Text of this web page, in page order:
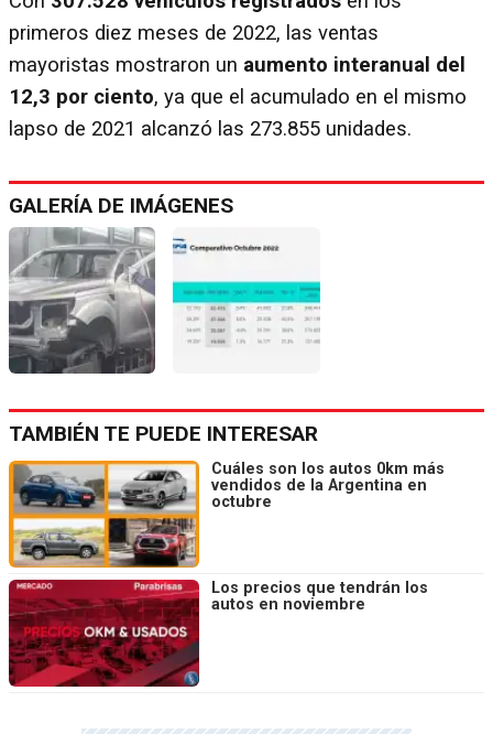
primeros diez meses de 2022, las ventas
mayoristas mostraron un aumento interanual del
12,3 por ciento, ya que el acumulado en el mismo
lapso de 2021 alcanzó las 273.855 unidades.
GALERÍA DE IMÁGENES
TAMBIÉN TE PUEDE INTERESAR
Cuáles son los autos 0km más
vendidos de la Argentina en
octubre
Los precios que tendrán los
autos en noviembre